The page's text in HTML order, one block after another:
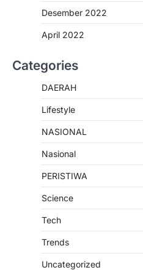
Desember 2022
April 2022
Categories
DAERAH
Lifestyle
NASIONAL
Nasional
PERISTIWA
Science
Tech
Trends
Uncategorized